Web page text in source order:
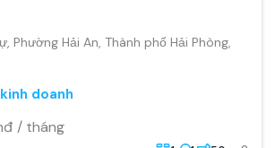
Phường Hải An, Thành phố Hải Phòng,
doanh
/ tháng